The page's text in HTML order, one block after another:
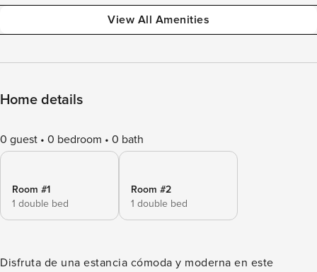
View All Amenities
Home details
0 guest 0 bedroom 0 bath
Room #1
1 double bed
Room #2
1 double bed
Disfruta de una estancia cómoda y moderna en este